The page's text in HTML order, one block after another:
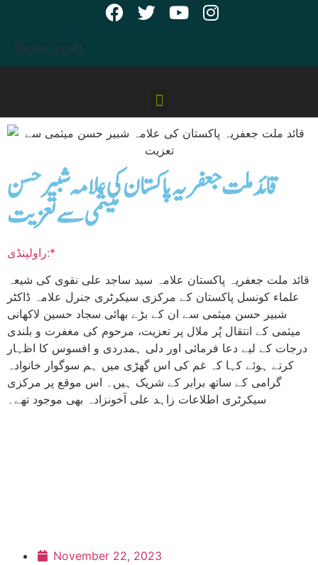
[ticker_post]
قائد ملت جعفریہ پاکستان کی علامہ شبیر حسن
میثمی سے تعزیت
راولپنڈی:*
قائد ملت جعفریہ پاکستان علامہ سید ساجد علی نقوی کی شیعہ
علماء کونسل پاکستان کے مرکزی سیکرٹری جنرل علامہ ڈاکٹر
شبیر حسن میثمی سے ان کے بڑے بھائی سجاد حسین لاکھانی
میثمی کے انتقال پُر ملال پر تعزیت، مرحوم کی مغفرت و بلندی
درجات کے لیے دعا فرمائی اور دلی ہمدردی و افسوس کا اظہار
کرتے ہوئے کہا کہ غم کی اس گھڑی میں ہم سوگوار خانوادہ
گرامی کے ساتھ برابر کے شریک ہیں۔ اس موقع پر مرکزی
سیکرٹری اطلاعات زاہد علی آخونزادہ بھی موجود تھے۔
November 22, 2023